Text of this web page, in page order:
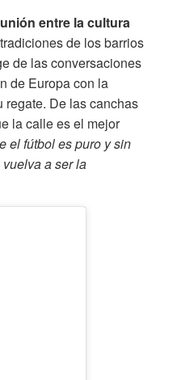
unión entre la cultura
de los barrios
de las conversaciones
de Europa con la
De las canchas
la calle es el mejor
el fútbol es puro y sin
a ser la